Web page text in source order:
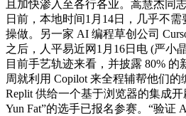
且加快渗入至各行各业。蒿慧杰同
日前，本地时间1月14日，几乎不
操做。另一家 AI 编程草创公司
之后，人平易近网1月16日电 (严小
目前手艺轨迹来看，并披露 80% 的
周就利用 Copilot 来全程辅帮他们的
Replit 供给一个基于浏览器的集成
Yun Fat”的选手已报名参赛。“验证